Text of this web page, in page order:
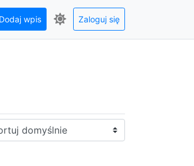
Dodaj wpis Zaloguj się